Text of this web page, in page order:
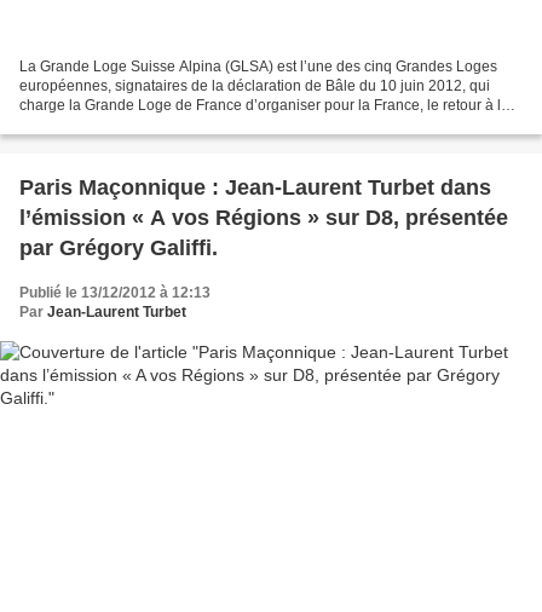
La Grande Loge Suisse Alpina (GLSA) est l’une des cinq Grandes Loges
européennes, signataires de la déclaration de Bâle du 10 juin 2012, qui
charge la Grande Loge de France d’organiser pour la France, le retour à la
Paris Maçonnique : Jean-Laurent Turbet dans
l’émission « A vos Régions » sur D8, présentée
par Grégory Galiffi.
Publié le 13/12/2012 à 12:13
Par Jean-Laurent Turbet